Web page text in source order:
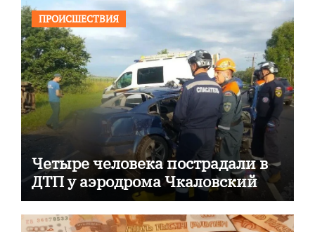
ПРОИСШЕСТВИЯ
Четыре человека пострадали в
ДТП у аэродрома Чкаловский